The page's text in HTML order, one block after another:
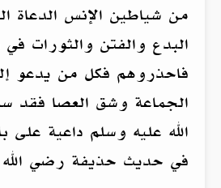
من شياطين الإنس
البدع والفتن والثورات في
فاحذروهم فكل من يدعو
الجماعة وشق العصا فقد
الله عليه وسلم داعية
في حديث حذيفة رضي